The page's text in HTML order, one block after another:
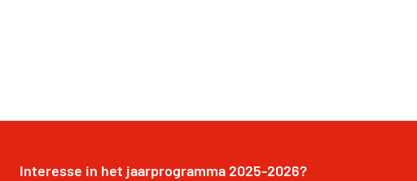
Interesse in het jaarprogramma 2025-2026?